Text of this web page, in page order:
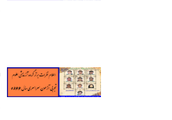
30 Shahrivar 1399 -